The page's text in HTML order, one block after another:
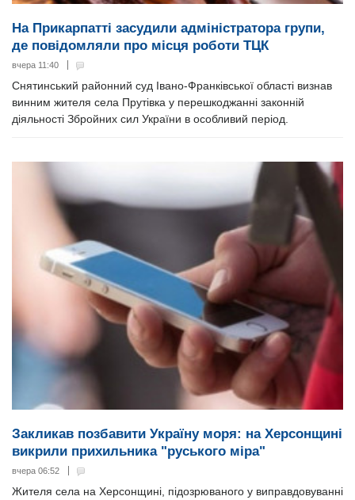
На Прикарпатті засудили адміністратора групи,
де повідомляли про місця роботи ТЦК
вчера 11:40
Снятинський районний суд Івано-Франківської області визнав
винним жителя села Прутівка у перешкоджанні законній
діяльності Збройних сил України в особливий період.
Закликав позбавити Україну моря: на Херсонщині
викрили прихильника "руського міра"
вчера 06:52
Жителя села на Херсонщині, підозрюваного у виправдовуванні